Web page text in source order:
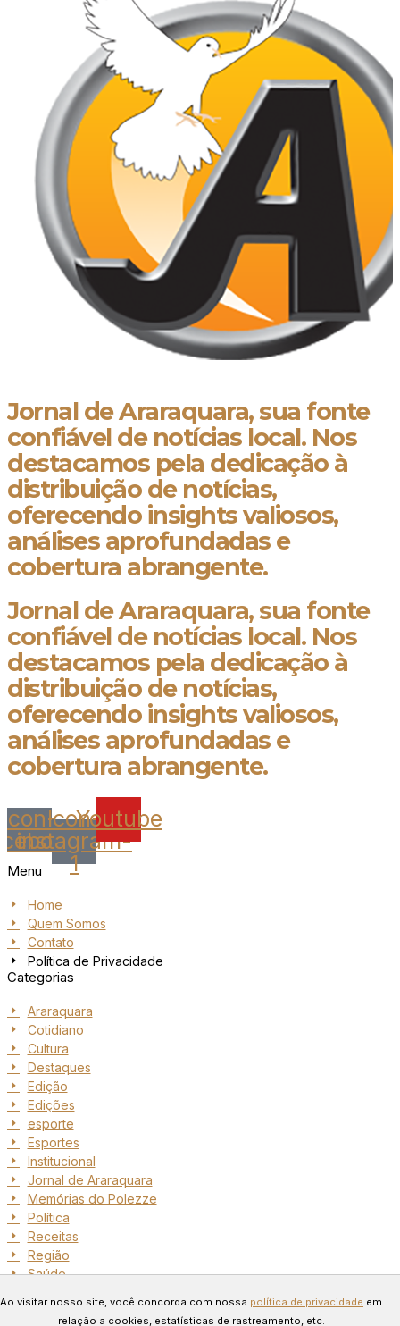
Jornal de Araraquara, sua fonte
confiável de notícias local. Nos
destacamos pela dedicação à
distribuição de notícias,
oferecendo insights valiosos,
análises aprofundadas e
cobertura abrangente.
Jornal de Araraquara, sua fonte
confiável de notícias local. Nos
destacamos pela dedicação à
distribuição de notícias,
oferecendo insights valiosos,
análises aprofundadas e
cobertura abrangente.
Icon-Icon-
instagram-
1
Youtube
Menu
Home
Quem Somos
Contato
Política de Privacidade
Categorias
Araraquara
Cotidiano
Cultura
Destaques
Edição
Edições
esporte
Esportes
Institucional
Jornal de Araraquara
Memórias do Polezze
Política
Receitas
Região
Saúde
Copyright © 2024 Todos os
Ao visitar nosso site, você concorda com nossa política de privacidade em
relação a cookies, estatísticas de rastreamento, etc.